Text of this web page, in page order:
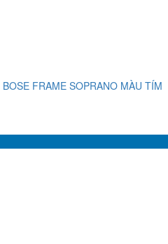
FRAME SOPRANO MÀU TÍM